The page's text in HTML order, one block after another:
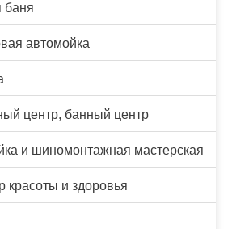
баня
автомойка
центр, банный центр
и шиномонтажная мастерская
красоты и здоровья